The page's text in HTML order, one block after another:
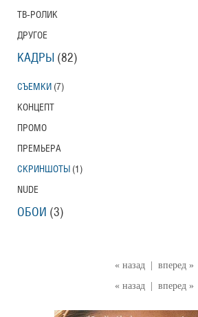
« назад
вперед »
« назад
вперед »
ТВ-РОЛИК
ДРУГОЕ
КАДРЫ (82)
СЪЕМКИ (7)
КОНЦЕПТ
ПРОМО
ПРЕМЬЕРА
СКРИНШОТЫ (1)
NUDE
ОБОИ (3)